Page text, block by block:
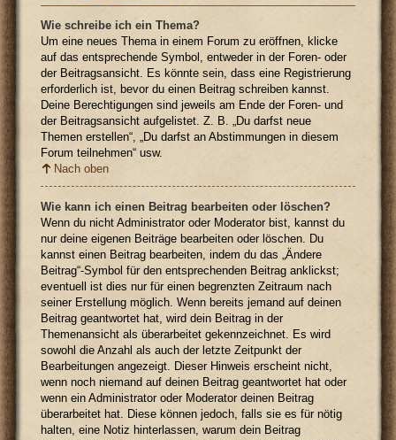
Wie schreibe ich ein Thema?
Um eine neues Thema in einem Forum zu eröffnen, klicke
auf das entsprechende Symbol, entweder in der Foren- oder
der Beitragsansicht. Es könnte sein, dass eine Registrierung
erforderlich ist, bevor du einen Beitrag schreiben kannst.
Deine Berechtigungen sind jeweils am Ende der Foren- und
der Beitragsansicht aufgelistet. Z. B. „Du darfst neue
Themen erstellen“, „Du darfst an Abstimmungen in diesem
Forum teilnehmen“ usw.
Nach oben
Wie kann ich einen Beitrag bearbeiten oder löschen?
Wenn du nicht Administrator oder Moderator bist, kannst du
nur deine eigenen Beiträge bearbeiten oder löschen. Du
kannst einen Beitrag bearbeiten, indem du das „Ändere
Beitrag“-Symbol für den entsprechenden Beitrag anklickst;
eventuell ist dies nur für einen begrenzten Zeitraum nach
seiner Erstellung möglich. Wenn bereits jemand auf deinen
Beitrag geantwortet hat, wird dein Beitrag in der
Themenansicht als überarbeitet gekennzeichnet. Es wird
sowohl die Anzahl als auch der letzte Zeitpunkt der
Bearbeitungen angezeigt. Dieser Hinweis erscheint nicht,
wenn noch niemand auf deinen Beitrag geantwortet hat oder
wenn ein Administrator oder Moderator deinen Beitrag
überarbeitet hat. Diese können jedoch, falls sie es für nötig
halten, eine Notiz hinterlassen, warum dein Beitrag